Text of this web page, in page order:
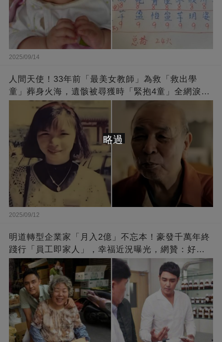
2025/09/14
人間天使！33年前「最美女教師」為救「救出學
童」葬身火海，遺骸被尋獲時「緊抱4童」全網淚
崩：真正的英雄不該被遺忘
2025/09/12
明道轉型企業家「月入2億」不忘本！豪發千萬年終
踐行「員工即家人」，幸福近況曝光，網贊：好老
闆的福報
略過